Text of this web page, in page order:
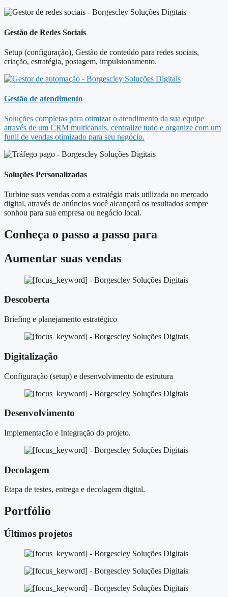
Gestão de Redes Sociais
Setup (configuração), Gestão de conteúdo para redes sociais,
criação, estratégia, postagem, impulsionamento.
Gestão de atendimento
Soluções completas para otimizar o atendimento da sua equipe
através de um CRM multicanais, centralize tudo e organize com um
funil de vendas otimizado para seu negócio.
Soluções Personalizadas
Turbine suas vendas com a estratégia mais utilizada no mercado
digital, através de anúncios você alcançará os resultados sempre
sonhou para sua empresa ou negócio local.
Conheça o passo a passo para
Aumentar suas vendas
Descoberta
Briefing e planejamento estratégico
Digitalização
Configuração (setup) e desenvolvimento de estrutura
Desenvolvimento
Implementação e Integração do projeto.
Decolagem
Etapa de testes, entrega e decolagem digital.
Portfólio
Últimos projetos